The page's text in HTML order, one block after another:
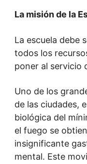
La misión de la
La escuela debe
todos los
poner al servicio
Uno de los
de las ciudades,
biológica del
el fuego se
insignificante
mental. Este